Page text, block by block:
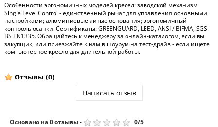
Особенности эргономичных моделей кресел: заводской механизм
Single Level Control - единственный рычаг для управления основными
настройками; алюминиевые литые основания; эргономичный
контроль осанки. Сертификаты: GREENGUARD, LEED, ANSI / BIFMA, SGS
BS EN1335. Обращайтесь к менеджеру за онлайн-каталогом, если вы
закупщик, или приезжайте к нам в шоурум на тест-драйв - если ищете
компьютерное кресло для длительной работы.
Отзывы (0)
Написать отзыв
Основано на0отзывы- 0/5